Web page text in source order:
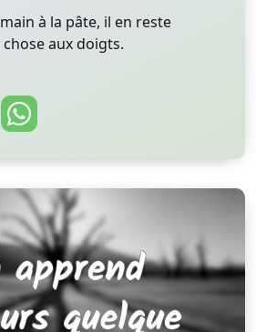
à la pâte, il en reste
aux doigts.